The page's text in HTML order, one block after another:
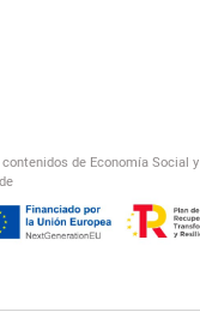
de Economía Social y